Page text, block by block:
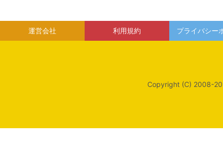
運営会社 利用規約 プライバシー
Copyright (C) 2008-